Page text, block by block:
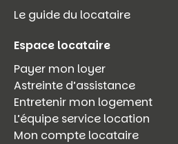
Le guide du locataire
Espace locataire
Payer mon loyer
Astreinte d’assistance
Entretenir mon logement
L’équipe service location
Mon compte locataire